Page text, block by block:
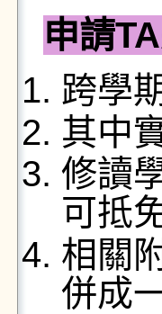
申請TA
跨學
其中
修讀
可抵
相關
併成